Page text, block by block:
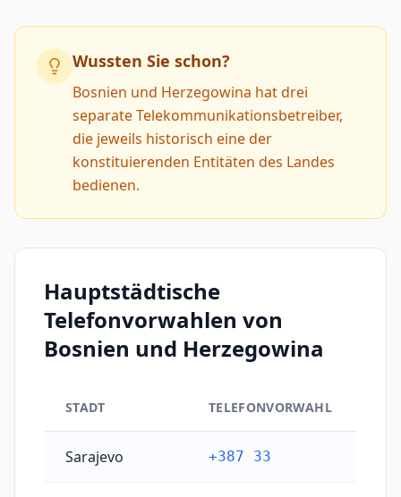
Wussten Sie schon?
Bosnien und Herzegowina hat drei
separate Telekommunikationsbetreiber,
die jeweils historisch eine der
konstituierenden Entitäten des Landes
bedienen.
Hauptstädtische
Telefonvorwahlen von
Bosnien und Herzegowina
STADT TELEFONVORWAHL
Sarajevo +387 33